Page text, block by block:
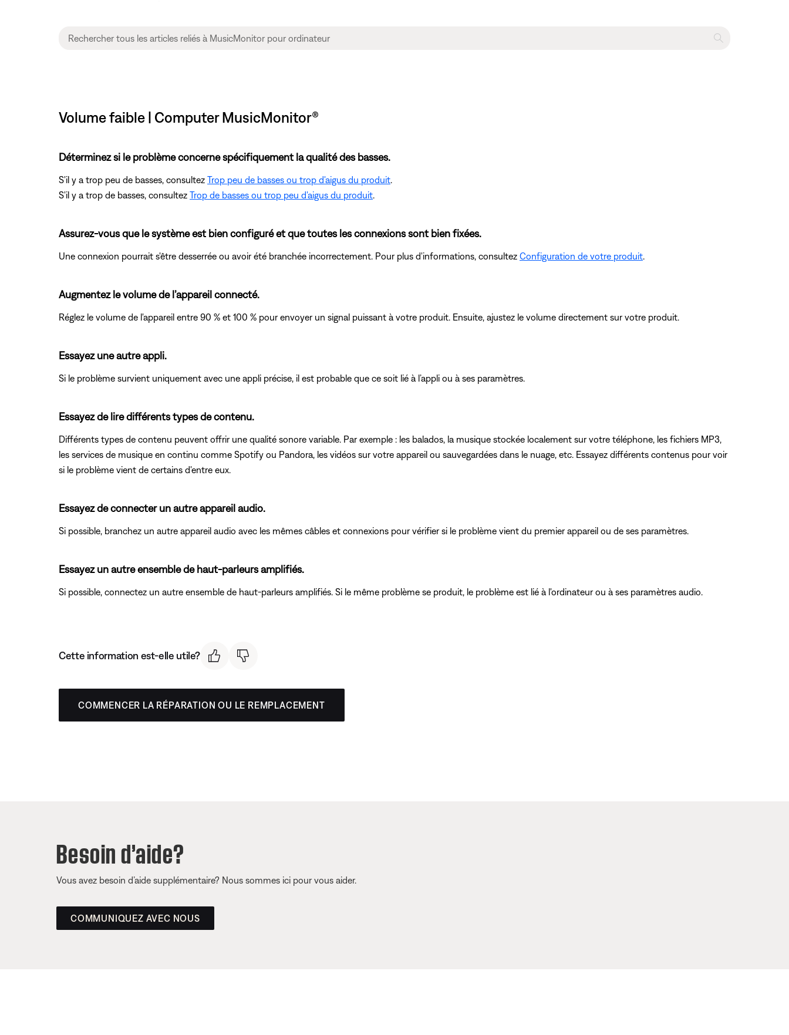
Volume faible | Computer MusicMonitor®
Déterminez si le problème concerne spécifiquement la qualité des basses.
S'il y a trop peu de basses, consultez Trop peu de basses ou trop d'aigus du produit
S'il y a trop de basses, consultez Trop de basses ou trop peu d'aigus du produit
Assurez-vous que le système est bien configuré et que toutes les connexions sont bien fixées.
Une connexion pourrait s'être desserrée ou avoir été branchée incorrectement. Pour plus d'informations, consultez Configuration de votre produit
Augmentez le volume de l’appareil connecté.
Réglez le volume de l'appareil entre 90 % et 100 % pour envoyer un signal puissant à votre produit. Ensuite, ajustez le volume directement sur votre produit.
Essayez une autre appli.
Si le problème survient uniquement avec une appli précise, il est probable que ce soit lié à l’appli ou à ses paramètres.
Essayez de lire différents types de contenu.
Différents types de contenu peuvent offrir une qualité sonore variable. Par exemple : les balados, la musique stockée localement sur votre téléphone, les fichiers MP3,
les services de musique en continu comme Spotify ou Pandora, les vidéos sur votre appareil ou sauvegardées dans le nuage, etc. Essayez différents contenus pour voir
si le problème vient de certains d'entre eux.
Essayez de connecter un autre appareil audio.
Si possible, branchez un autre appareil audio avec les mêmes câbles et connexions pour vérifier si le problème vient du premier appareil ou de ses paramètres.
Essayez un autre ensemble de haut-parleurs amplifiés.
Si possible, connectez un autre ensemble de haut-parleurs amplifiés. Si le même problème se produit, le problème est lié à l'ordinateur ou à ses paramètres audio.
Cette information est-elle utile?
COMMENCER LA RÉPARATION OU LE REMPLACEMENT
Besoin d’aide?
Vous avez besoin d’aide supplémentaire? Nous sommes ici pour vous aider.
COMMUNIQUEZ AVEC NOUS